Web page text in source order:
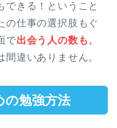
できる！ということ
の仕事の選択肢もぐ
で出会う人の数も、
間違いありません。
の勉強方法